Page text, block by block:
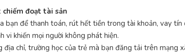
đoạt tài sản
để thanh toán, rút hết tiền trong tài khoản, vay tín
vi khiến mọi người không phát hiện.
chỉ, trường học của trẻ mà bạn đăng tải trên mạng